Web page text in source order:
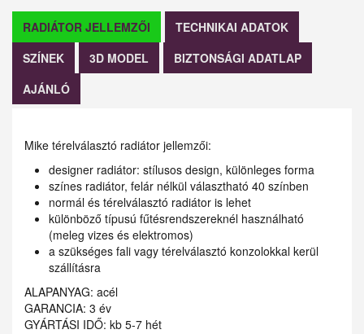
RADIÁTOR JELLEMZŐI
TECHNIKAI ADATOK
SZÍNEK
3D MODEL
BIZTONSÁGI ADATLAP
AJÁNLÓ
Mike térelválasztó radiátor jellemzői:
designer radiátor: stílusos design, különleges forma
színes radiátor, felár nélkül választható 40 színben
normál és térelválasztó radiátor is lehet
különböző típusú fűtésrendszereknél használható
(meleg vizes és elektromos)
a szükséges fali vagy térelválasztó konzolokkal kerül
szállításra
ALAPANYAG: acél
GARANCIA: 3 év
GYÁRTÁSI IDŐ: kb 5-7 hét